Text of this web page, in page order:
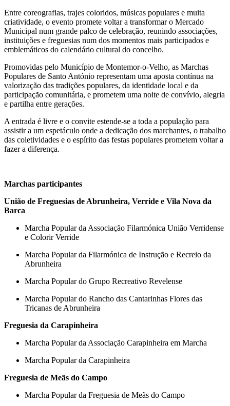
Entre coreografias, trajes coloridos, músicas populares e muita
criatividade, o evento promete voltar a transformar o Mercado
Municipal num grande palco de celebração, reunindo associações,
instituições e freguesias num dos momentos mais participados e
emblemáticos do calendário cultural do concelho.
Promovidas pelo Município de Montemor-o-Velho, as Marchas
Populares de Santo António representam uma aposta contínua na
valorização das tradições populares, da identidade local e da
participação comunitária, e prometem uma noite de convívio, alegria
e partilha entre gerações.
A entrada é livre e o convite estende-se a toda a população para
assistir a um espetáculo onde a dedicação dos marchantes, o trabalho
das coletividades e o espírito das festas populares prometem voltar a
fazer a diferença.
Marchas participantes
União de Freguesias de Abrunheira, Verride e Vila Nova da
Barca
Marcha Popular da Associação Filarmónica União Verridense
e Colorir Verride
Marcha Popular da Filarmónica de Instrução e Recreio da
Abrunheira
Marcha Popular do Grupo Recreativo Revelense
Marcha Popular do Rancho das Cantarinhas Flores das
Tricanas de Abrunheira
Freguesia da Carapinheira
Marcha Popular da Associação Carapinheira em Marcha
Marcha Popular da Carapinheira
Freguesia de Meãs do Campo
Marcha Popular da Freguesia de Meãs do Campo